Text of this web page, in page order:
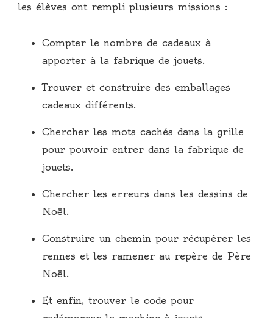
les élèves ont rempli plusieurs missions :
Compter le nombre de cadeaux à
apporter à la fabrique de jouets.
Trouver et construire des emballages
cadeaux différents.
Chercher les mots cachés dans la grille
pour pouvoir entrer dans la fabrique de
jouets.
Chercher les erreurs dans les dessins de
Noël.
Construire un chemin pour récupérer les
rennes et les ramener au repère de Père
Noël.
Et enfin, trouver le code pour